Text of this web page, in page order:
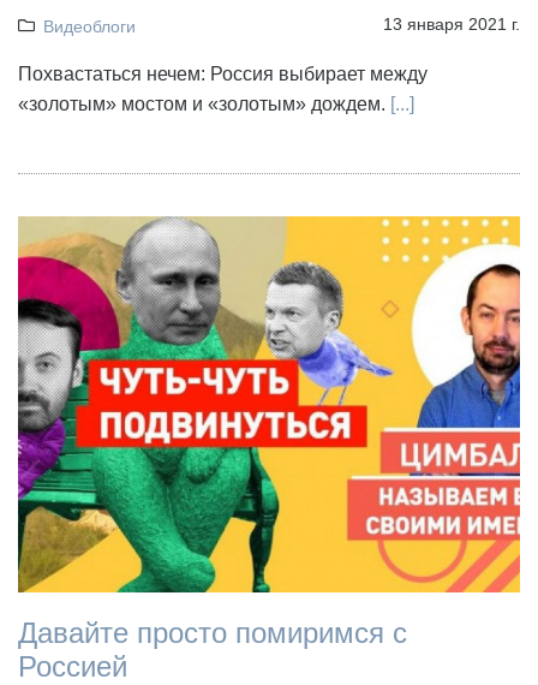
Видеоблоги 13 января 2021 г.
Похвастаться нечем: Россия выбирает между
«золотым» мостом и «золотым» дождем. [...]
Давайте просто помиримся с
Россией